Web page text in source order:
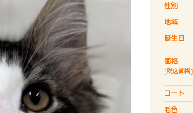
性別
地域
誕生日
価格
[税込価格]
コート
毛色